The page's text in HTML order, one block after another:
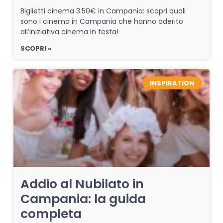
Biglietti cinema 3.50€ in Campania: scopri quali
sono i cinema in Campania che hanno aderito
all’iniziativa cinema in festa!
SCOPRI »
INSPIRATION
Addio al Nubilato in
Campania: la guida
completa